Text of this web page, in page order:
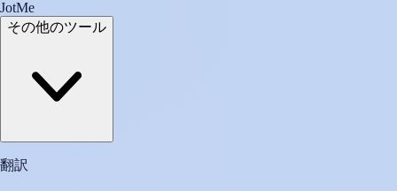
JotMe
その他のツール
翻訳